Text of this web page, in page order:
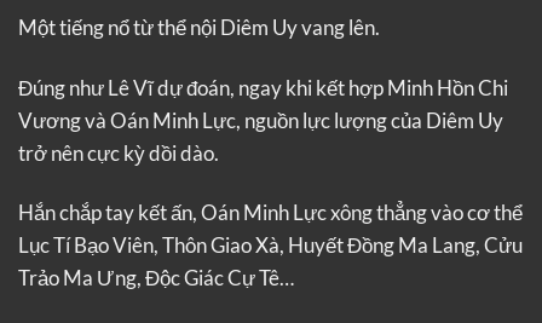
Một tiếng nổ từ thể nội Diêm Uy vang lên.
Đúng như Lê Vĩ dự đoán, ngay khi kết hợp Minh Hồn Chi
Vương và Oán Minh Lực, nguồn lực lượng của Diêm Uy
trở nên cực kỳ dồi dào.
Hắn chắp tay kết ấn, Oán Minh Lực xông thẳng vào cơ thể
Lục Tí Bạo Viên, Thôn Giao Xà, Huyết Đồng Ma Lang, Cửu
Trảo Ma Ưng, Độc Giác Cự Tê…